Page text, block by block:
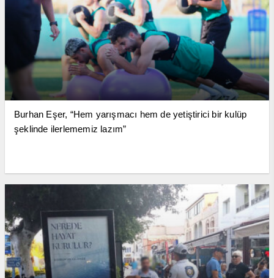
Burhan Eşer, “Hem yarışmacı hem de yetiştirici bir kulüp
şeklinde ilerlememiz lazım”